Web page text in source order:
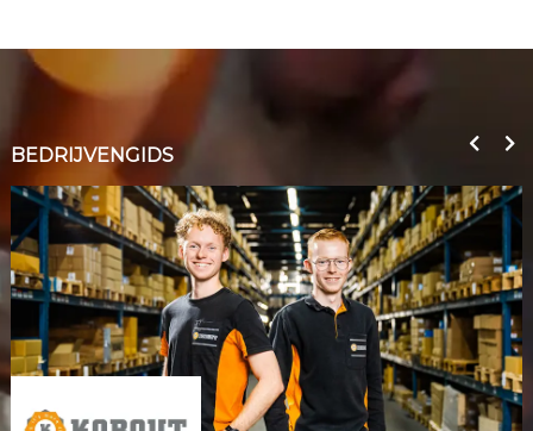
BEDRIJVENGIDS